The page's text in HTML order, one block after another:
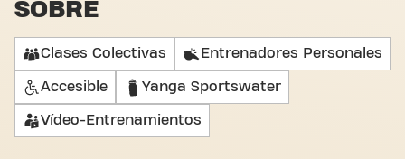
SOBRE
Clases Colectivas Entrenadores Personales
Accesible Yanga Sportswater
Vídeo-Entrenamientos